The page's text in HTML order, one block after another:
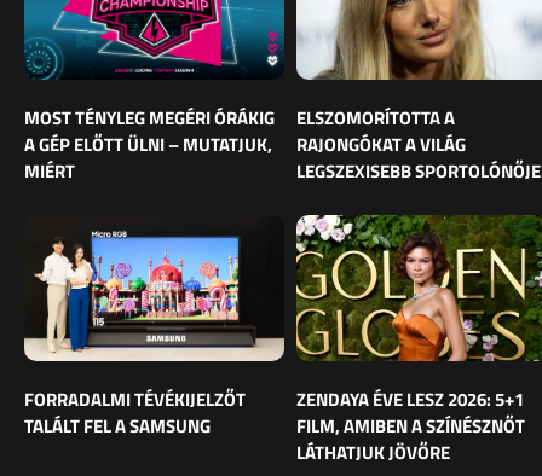
MOST TÉNYLEG MEGÉRI ÓRÁKIG
A GÉP ELŐTT ÜLNI – MUTATJUK,
MIÉRT
ELSZOMORÍTOTTA A
RAJONGÓKAT A VILÁG
LEGSZEXISEBB SPORTOLÓNŐJE
FORRADALMI TÉVÉKIJELZŐT
TALÁLT FEL A SAMSUNG
ZENDAYA ÉVE LESZ 2026: 5+1
FILM, AMIBEN A SZÍNÉSZNŐT
LÁTHATJUK JÖVŐRE